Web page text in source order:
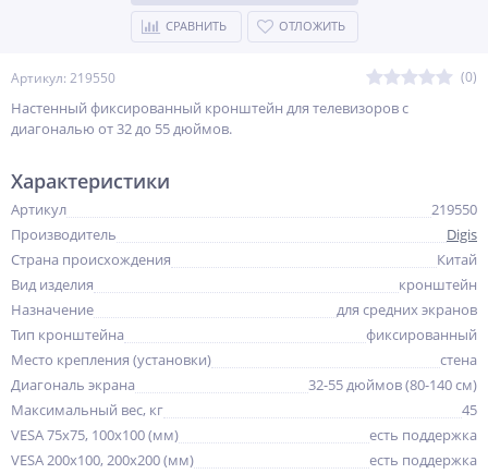
Артикул: 219550 (0)
Настенный фиксированный кронштейн для телевизоров с
диагональю от 32 до 55 дюймов.
СРАВНИТЬ ОТЛОЖИТЬ
Характеристики
Артикул
219550
Производитель
Digis
Страна происхождения
Китай
Вид изделия
кронштейн
Назначение
для средних экранов
Тип кронштейна
фиксированный
Место крепления (установки)
стена
Диагональ экрана
32-55 дюймов (80-140 см)
Максимальный вес, кг
45
VESA 75x75, 100x100 (мм)
есть поддержка
VESA 200x100, 200x200 (мм)
есть поддержка